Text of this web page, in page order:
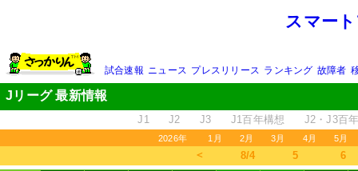
スマー
試合速報 ニュース プレスリリース ランキング 故障者
Jリーグ 最新情報
J1 J2 J3 J1百年構想 J2・J3百
2026年 1月 2月 3月 4月 5月
＜ 8/4 5 6